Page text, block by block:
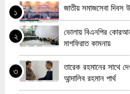
১ জাতীয় সমাজসেবা
২
ভোলায় বিএনপির
মাগফিরাত কামনায়
৩
তারেক রহমানের সাথে
আন্দালিব রহমান পার্থ